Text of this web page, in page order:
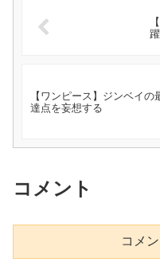
【ワンピース】ジンベイの
達点を妄想する
コメント
コメ